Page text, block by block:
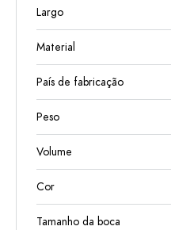
Largo
Material
País de fabricação
Peso
Volume
Cor
Tamanho da boca